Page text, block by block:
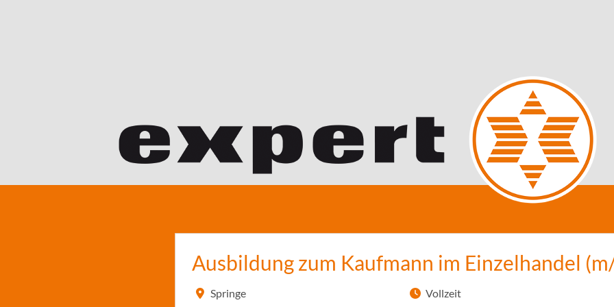
Ausbildung zum Kaufmann im Einzelhandel
Springe
Vollzeit